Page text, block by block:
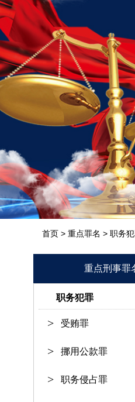
首页 > 重点罪名 > 职务
重点刑事罪
职务犯罪
受贿罪
挪用公款罪
职务侵占罪